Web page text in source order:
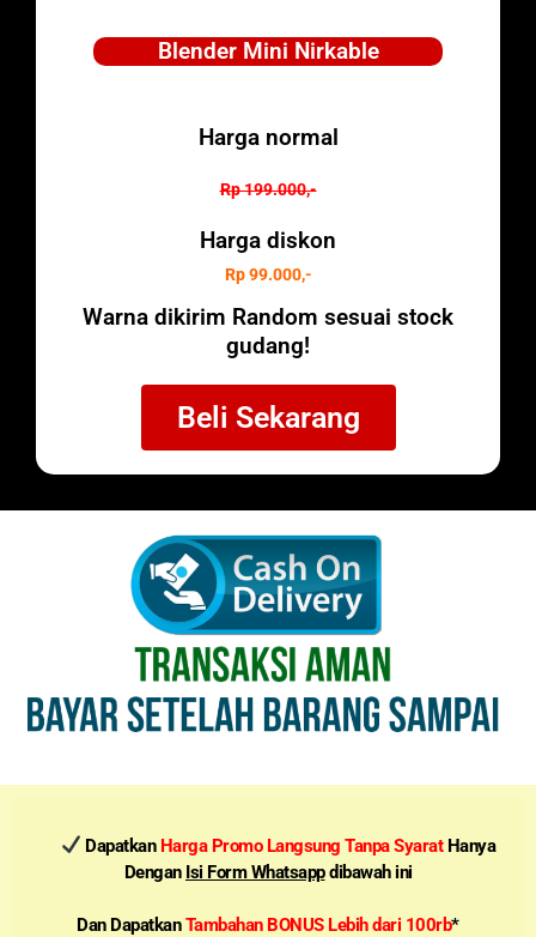
Blender Mini Nirkable
Harga normal
Rp 199.000,-
Harga diskon
Rp 99.000,-
Warna dikirim Random sesuai stock
gudang!
Beli Sekarang
Dapatkan Harga Promo Langsung Tanpa Syarat Hanya
Dengan Isi Form Whatsappdibawah ini
Dan DapatkanTambahan BONUS Lebih dari 100rb*